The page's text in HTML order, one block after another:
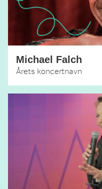
Michael Falch
Årets koncertnavn